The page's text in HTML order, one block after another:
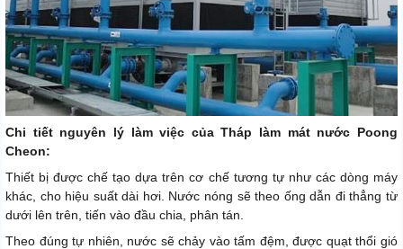
Chi tiết nguyên lý làm việc của Tháp làm mát nước Poong
Cheon:
Thiết bị được chế tạo dựa trên cơ chế tương tự như các dòng máy
khác, cho hiệu suất dài hơi. Nước nóng sẽ theo ống dẫn đi thẳng từ
dưới lên trên, tiến vào đầu chia, phân tán.
Theo đúng tự nhiên, nước sẽ chảy vào tấm đệm, được quạt thổi gió